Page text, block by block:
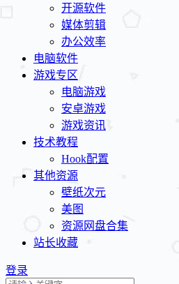
开源软件
媒体剪辑
办公效率
电脑软件
游戏专区
电脑游戏
安卓游戏
游戏资讯
技术教程
Hook配置
其他资源
壁纸次元
美图
资源网盘合集
站长收藏
登录